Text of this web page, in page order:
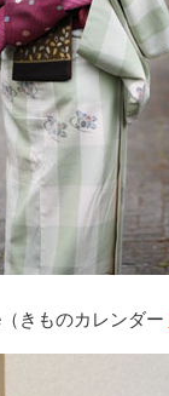
きものカレンダー